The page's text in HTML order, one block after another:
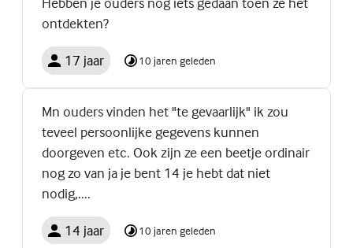
ontdekten?
17 jaar 10 jaren geleden
Mn ouders vinden het "te gevaarlijk" ik zou
teveel persoonlijke gegevens kunnen
doorgeven etc. Ook zijn ze een beetje ordinair
nog zo van ja je bent 14 je hebt dat niet
nodig,....
14 jaar 10 jaren geleden